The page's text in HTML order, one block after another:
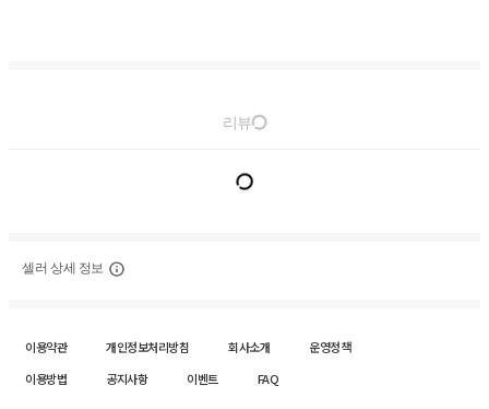
리뷰
셀러 상세 정보
이용약관 개인정보처리방침 회사소개
운영정책
이용방법
공지사항 이벤트 FAQ